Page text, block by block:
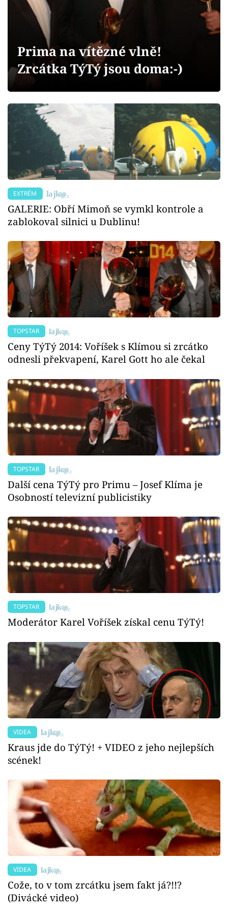
Videa
Sledujte prima+
Přihlášení
Sledujte nás
Prima na vítězné vlně!
Zrcátka TýTý jsou doma:-)
EXTRÉM
GALERIE: Obří Mimoň se vymkl kontrole a
zablokoval silnici u Dublinu!
TOPSTAR
Ceny TýTý 2014: Voříšek s Klímou si zrcátko
odnesli překvapení, Karel Gott ho ale čekal
TOPSTAR
Další cena TýTý pro Primu – Josef Klíma je
Osobností televizní publicistiky
TOPSTAR
Moderátor Karel Voříšek získal cenu TýTý!
VIDEA
Kraus jde do TýTý! + VIDEO z jeho nejlepších
scének!
VIDEA
Cože, to v tom zrcátku jsem fakt já?!!?
(Divácké video)